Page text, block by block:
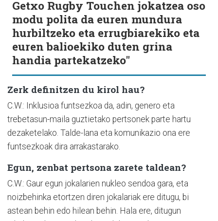
Getxo Rugby Touchen jokatzea oso
modu polita da euren mundura
hurbiltzeko eta errugbiarekiko eta
euren balioekiko duten grina
handia partekatzeko"
Zerk definitzen du kirol hau?
C.W.: Inklusioa funtsezkoa da, adin, genero eta
trebetasun-maila guztietako pertsonek parte hartu
dezaketelako. Talde-lana eta komunikazio ona ere
funtsezkoak dira arrakastarako.
Egun, zenbat pertsona zarete taldean?
C.W.: Gaur egun jokalarien nukleo sendoa gara, eta
noizbehinka etortzen diren jokalariak ere ditugu, bi
astean behin edo hilean behin. Hala ere, ditugun